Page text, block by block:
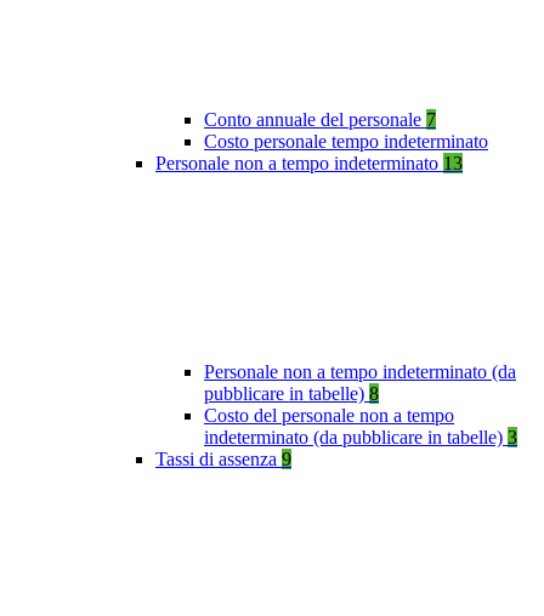
Conto annuale del personale 7
Costo personale tempo indeterminato
Personale non a tempo indeterminato 13
Personale non a tempo indeterminato (da
pubblicare in tabelle) 8
Costo del personale non a tempo
indeterminato (da pubblicare in tabelle) 3
Tassi di assenza 9